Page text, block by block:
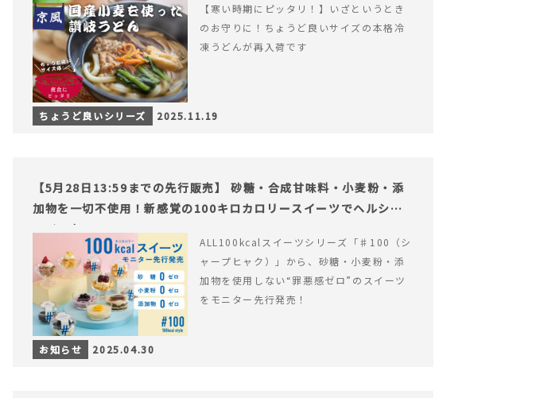
【寒い時期にピッタリ！】いざというとき
のお守りに！ちょうど良いサイズの本格冷
凍うどんが再入荷です
ちょうど良いシリーズ 2025.11.19
【5月28日13:59までの先行販売】 砂糖・合成甘味料・小麦粉・添
加物を一切不使用！新感覚の100キロカロリースイーツでヘルシー
ライフを。
ALL100kcalスイーツシリーズ「♯100（シ
ャープヒャク）」から、砂糖・小麦粉・添
加物を使用しない“罪悪感ゼロ”のスイーツ
をモニター先行発売！
お知らせ 2025.04.30